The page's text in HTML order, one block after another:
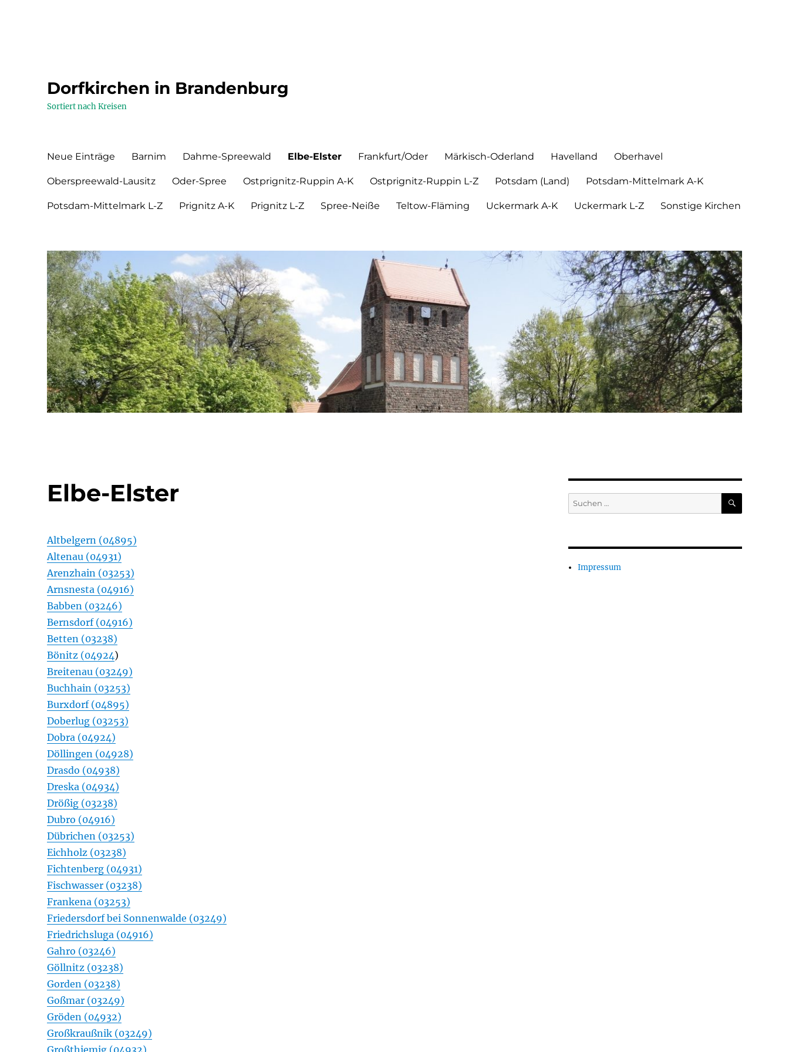
Dorfkirchen in Brandenburg
Sortiert nach Kreisen
Neue Einträge Barnim Dahme-Spreewald Elbe-Elster Frankfurt/Oder Märkisch-Oderland Havelland Oberhavel
Oberspreewald-Lausitz Oder-Spree Ostprignitz-Ruppin A-K Ostprignitz-Ruppin L-Z Potsdam (Land) Potsdam-Mittelmark A-K
Potsdam-Mittelmark L-Z Prignitz A-K Prignitz L-Z Spree-Neiße Teltow-Fläming Uckermark A-K Uckermark L-Z Sonstige Kirchen
Elbe-Elster
Altbelgern (04895)
Altenau (04931)
Arenzhain (03253)
Arnsnesta (04916)
Babben (03246)
Bernsdorf (04916)
Betten (03238)
Bönitz (04924)
Breitenau (03249)
Buchhain (03253)
Burxdorf (04895)
Doberlug (03253)
Dobra (04924)
Döllingen (04928)
Drasdo (04938)
Dreska (04934)
Drößig (03238)
Dubro (04916)
Dübrichen (03253)
Eichholz (03238)
Fichtenberg (04931)
Fischwasser (03238)
Frankena (03253)
Friedersdorf bei Sonnenwalde (03249)
Friedrichsluga (04916)
Gahro (03246)
Göllnitz (03238)
Gorden (03238)
Goßmar (03249)
Gröden (04932)
Großkraußnik (03249)
Suchen
nach:
SUCHEN
Impressum